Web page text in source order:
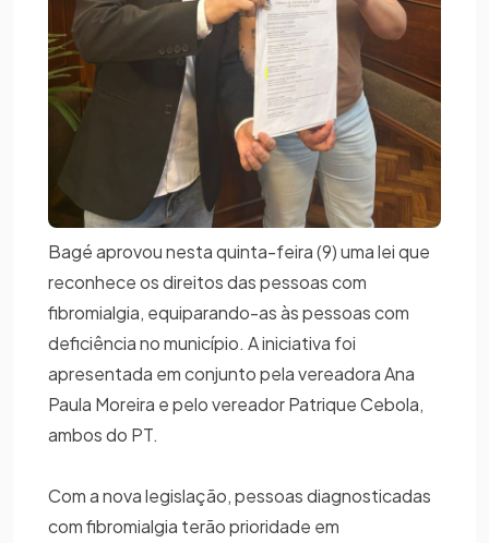
Bagé aprovou nesta quinta-feira (9) uma lei que
reconhece os direitos das pessoas com
fibromialgia, equiparando-as às pessoas com
deficiência no município. A iniciativa foi
apresentada em conjunto pela vereadora Ana
Paula Moreira e pelo vereador Patrique Cebola,
ambos do PT.
Com a nova legislação, pessoas diagnosticadas
com fibromialgia terão prioridade em